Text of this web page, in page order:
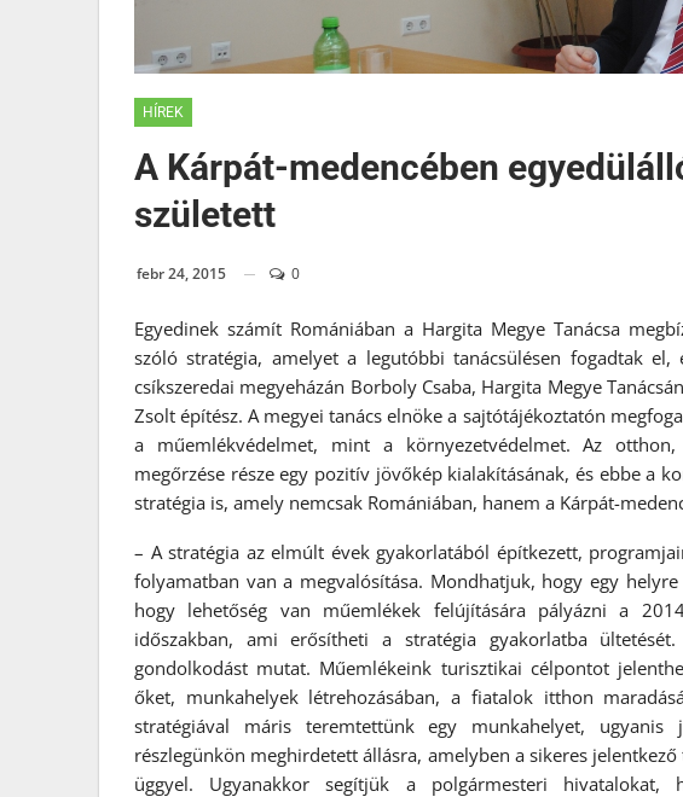
HÍREK
A Kárpát-medencében
született
febr 24, 2015 0
Egyedinek számít Romániában a Hargita Megye Tanácsa
szóló stratégia, amelyet a legutóbbi tanácsülésen fogadtak
csíkszeredai megyeházán Borboly Csaba, Hargita Megye
Zsolt építész. A megyei tanács elnöke a sajtótájékoztatón
a műemlékvédelmet, mint a környezetvédelmet. Az
megőrzése része egy pozitív jövőkép kialakításának, és ebbe a
stratégia is, amely nemcsak Romániában, hanem a Kárpát-
– A stratégia az elmúlt évek gyakorlatából építkezett,
folyamatban van a megvalósítása. Mondhatjuk, hogy egy
hogy lehetőség van műemlékek felújítására pályázni a
időszakban, ami erősítheti a stratégia gyakorlatba
gondolkodást mutat. Műemlékeink turisztikai célpontot
őket, munkahelyek létrehozásában, a fiatalok itthon
stratégiával máris teremtettünk egy munkahelyet, ugyanis
részlegünkön meghirdetett állásra, amelyben a sikeres
üggyel. Ugyanakkor segítjük a polgármesteri